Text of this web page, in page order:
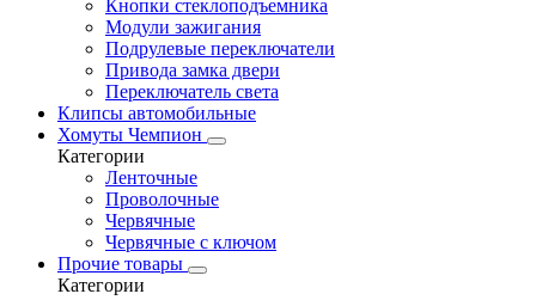
Кнопки стеклоподъемника
Модули зажигания
Подрулевые переключатели
Привода замка двери
Переключатель света
Клипсы автомобильные
Хомуты Чемпион
Категории
Ленточные
Проволочные
Червячные
Червячные с ключом
Прочие товары
Категории